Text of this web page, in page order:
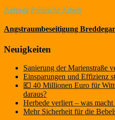
Anträge Politische Arbeit
Angstraumbeseitigung
Neuigkeiten
Sanierung der Marienstraße
Einsparungen und Effizienz
💶 40 Millionen Euro für
daraus?
Herbede verliert – was
Mehr Sicherheit für die